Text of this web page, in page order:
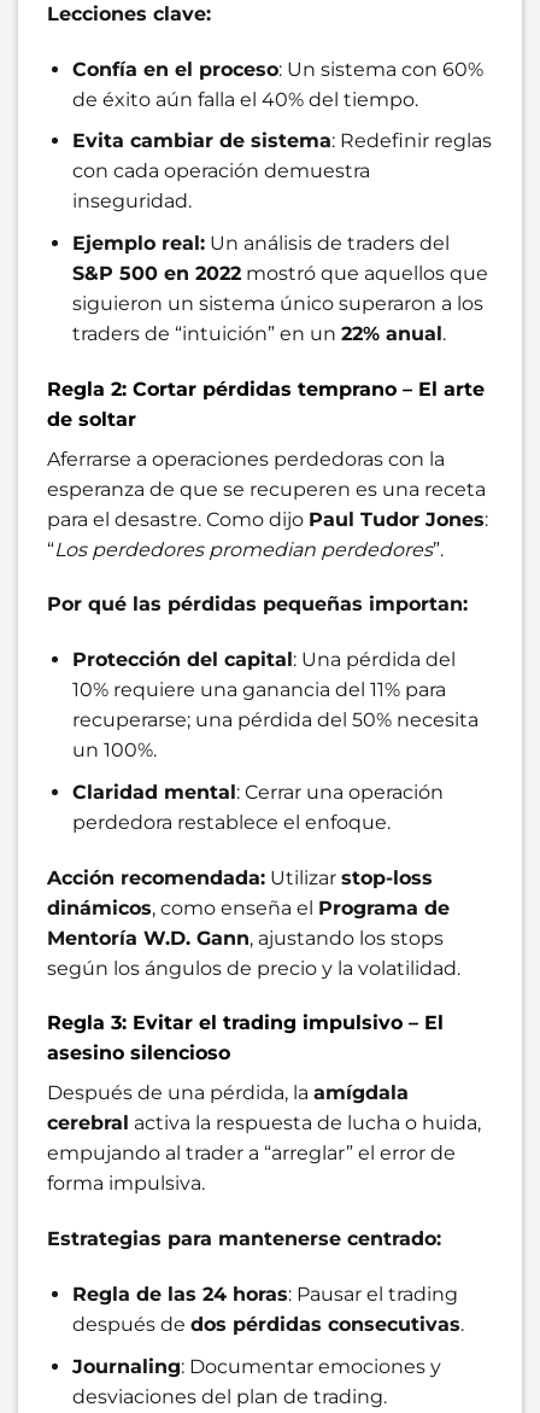
Lecciones clave:
Confía en el proceso: Un sistema con 60%
de éxito aún falla el 40% del tiempo.
Evita cambiar de sistema: Redefinir reglas
con cada operación demuestra
inseguridad.
Ejemplo real:Un análisis de traders del
S&P 500 en 2022mostró que aquellos que
siguieron un sistema único superaron a los
traders de “intuición” en un 22% anual.
Regla 2: Cortar pérdidas temprano – El arte
de soltar
Aferrarse a operaciones perdedoras con la
esperanza de que se recuperen es una receta
para el desastre. Como dijo Paul Tudor Jones:
“Los perdedores promedian perdedores”.
Por qué las pérdidas pequeñas importan:
Protección del capital: Una pérdida del
10% requiere una ganancia del 11% para
recuperarse; una pérdida del 50% necesita
un 100%.
Claridad mental: Cerrar una operación
perdedora restablece el enfoque.
Acción recomendada: Utilizar stop-loss
dinámicos, como enseña el Programa de
Mentoría W.D. Gann, ajustando los stops
según los ángulos de precio y la volatilidad.
Regla 3: Evitar el trading impulsivo – El
asesino silencioso
Después de una pérdida, la amígdala
cerebral activa la respuesta de lucha o huida,
empujando al trader a “arreglar” el error de
forma impulsiva.
Estrategias para mantenerse centrado:
Regla de las 24 horas: Pausar el trading
después de dos pérdidas consecutivas.
Journaling: Documentar emociones y
desviaciones del plan de trading.